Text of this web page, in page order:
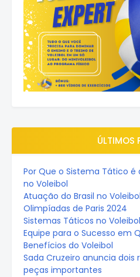
ÚLTIMOS
Por Que o Sistema Tático é
no Voleibol
Atuação do Brasil no
Olimpíadas de Paris 2024
Sistemas Táticos no
Equipe para o Sucesso em
Benefícios do Voleibol
Sada Cruzeiro anuncia
peças importantes